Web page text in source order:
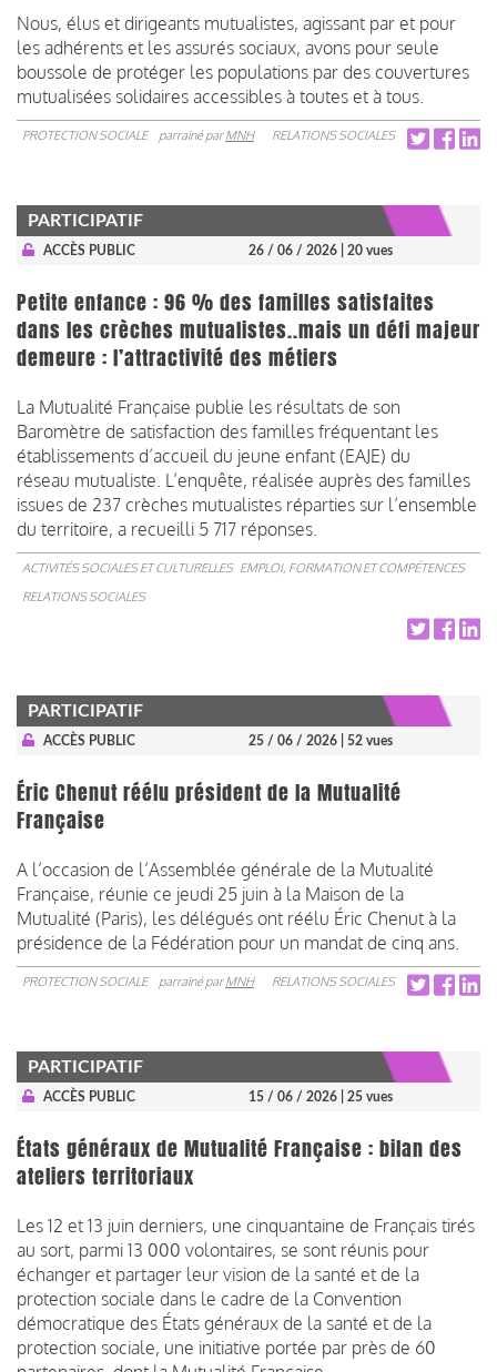
Nous, élus et dirigeants mutualistes, agissant par et pour
les adhérents et les assurés sociaux, avons pour seule
boussole de protéger les populations par des couvertures
mutualisées solidaires accessibles à toutes et à tous.
PROTECTION SOCIALE parrainé parMNH RELATIONS SOCIALES
PARTICIPATIF
ACCÈS PUBLIC 26 / 06 / 2026 | 20 vues
Petite enfance : 96 % des familles satisfaites
dans les crèches mutualistes..mais un défi majeur
demeure : l’attractivité des métiers
La Mutualité Française publie les résultats de son
Baromètre de satisfaction des familles fréquentant les
établissements d’accueil du jeune enfant (EAJE) du
réseau mutualiste. L’enquête, réalisée auprès des familles
issues de 237 crèches mutualistes réparties sur l’ensemble
du territoire, a recueilli 5 717 réponses.
ACTIVITÉS SOCIALES ET CULTURELLES EMPLOI, FORMATION ET COMPÉTENCES
RELATIONS SOCIALES
PARTICIPATIF
ACCÈS PUBLIC 25 / 06 / 2026 | 52 vues
Éric Chenut réélu président de la Mutualité
Française
A l’occasion de l’Assemblée générale de la Mutualité
Française, réunie ce jeudi 25 juin à la Maison de la
Mutualité (Paris), les délégués ont réélu Éric Chenut à la
présidence de la Fédération pour un mandat de cinq ans.
PROTECTION SOCIALE parrainé parMNH RELATIONS SOCIALES
PARTICIPATIF
ACCÈS PUBLIC 15 / 06 / 2026 | 25 vues
États généraux de Mutualité Française : bilan des
ateliers territoriaux
Les 12 et 13 juin derniers, une cinquantaine de Français tirés
au sort, parmi 13 000 volontaires, se sont réunis pour
échanger et partager leur vision de la santé et de la
protection sociale dans le cadre de la Convention
démocratique des États généraux de la santé et de la
protection sociale, une initiative portée par près de 60